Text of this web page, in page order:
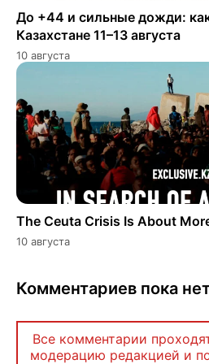
До +44 и сильные дожди:
Казахстане 11–13 августа
10 августа
The Ceuta Crisis Is About
10 августа
Комментариев пока
Все комментарии
модерацию редакцией и